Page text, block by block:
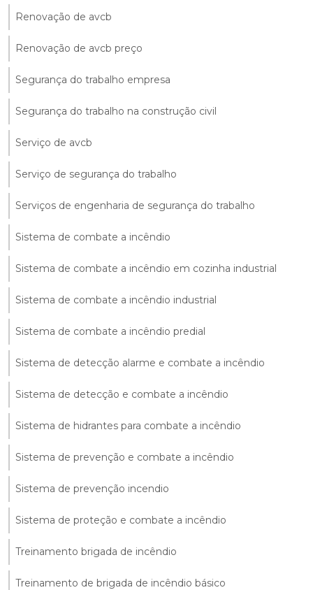
Renovação de avcb
Renovação de avcb preço
Segurança do trabalho empresa
Segurança do trabalho na construção civil
Serviço de avcb
Serviço de segurança do trabalho
Serviços de engenharia de segurança do trabalho
Sistema de combate a incêndio
Sistema de combate a incêndio em cozinha industrial
Sistema de combate a incêndio industrial
Sistema de combate a incêndio predial
Sistema de detecção alarme e combate a incêndio
Sistema de detecção e combate a incêndio
Sistema de hidrantes para combate a incêndio
Sistema de prevenção e combate a incêndio
Sistema de prevenção incendio
Sistema de proteção e combate a incêndio
Treinamento brigada de incêndio
Treinamento de brigada de incêndio básico